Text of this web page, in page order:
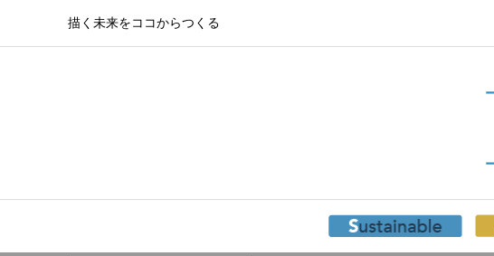
描く未来をココからつくる